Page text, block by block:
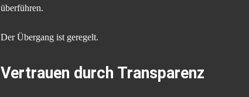
überführen.
Der Übergang ist geregelt.
Vertrauen durch Transparenz